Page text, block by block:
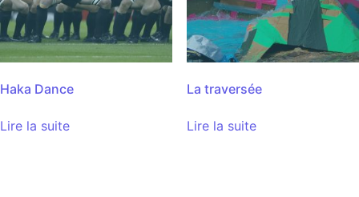
Haka Dance
Lire la suite
La traversée
Lire la suite